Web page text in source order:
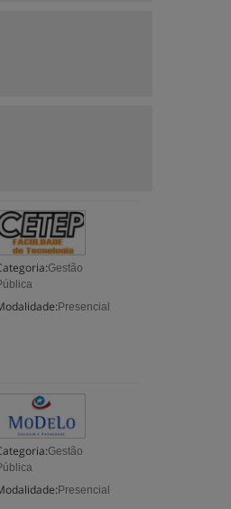
Gestão
Presencial
Gestão
Presencial